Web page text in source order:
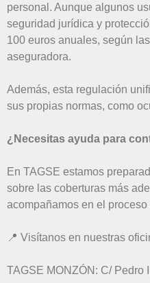
personal. Aunque algunos
seguridad jurídica y
100 euros anuales, según
aseguradora.
Además, esta regulación
sus propias normas, como
¿Necesitas ayuda para
En TAGSE estamos
sobre las coberturas más
acompañamos en el proceso
📍 Visítanos en nuestras
TAGSE MONZÓN: C/ Pedro